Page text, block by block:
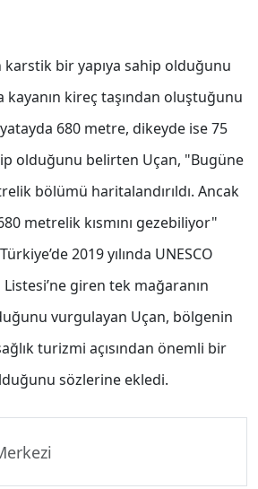
karstik bir yapıya sahip olduğunu
kayanın kireç taşından oluştuğunu
680 metre, dikeyde ise 75
olduğunu belirten Uçan, "Bugüne
bölümü haritalandırıldı. Ancak
metrelik kısmını gezebiliyor"
2019 yılında UNESCO
giren tek mağaranın
vurgulayan Uçan, bölgenin
turizmi açısından önemli bir
sözlerine ekledi.